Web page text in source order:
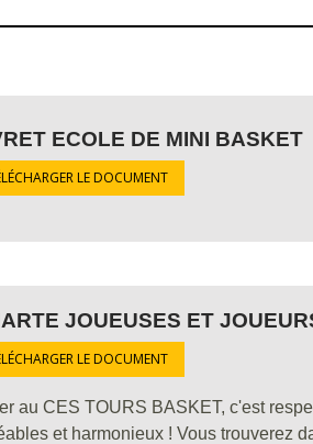
ECOLE DE MINI BASKET
LE DOCUMENT
JOUEUSES ET
LE DOCUMENT
au CES TOURS BASKET, c'est
et harmonieux ! Vous trouverez